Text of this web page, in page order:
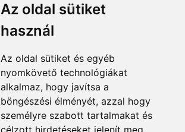
Az oldal sütiket
használ
Az oldal sütiket és egyéb
nyomkövető technológiákat
alkalmaz, hogy javítsa a
böngészési élményét, azzal hogy
személyre szabott tartalmakat és
célzott hirdetéseket jelenít meg,
Boldog névnapot
Elfogadott fizetési módok